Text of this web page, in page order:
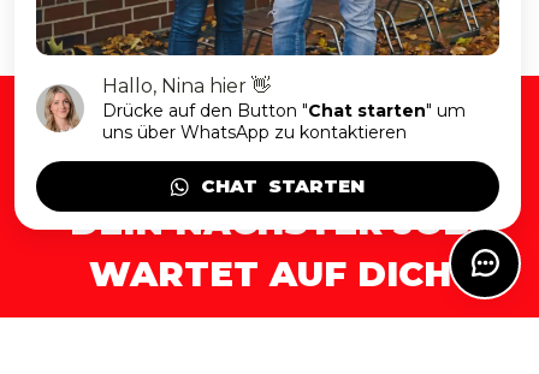
DEIN NÄCHSTER JOB
WARTET AUF DICH
Hallo, Nina hier 👋
Drücke auf den Button "Chat starten" um
uns über WhatsApp zu kontaktieren
CHAT  STARTEN